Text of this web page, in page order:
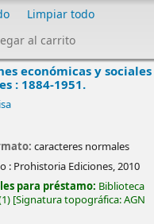
Limpiar todo
al carrito
económicas y sociales
: 1884-1951.
caracteres normales
: Prohistoria Ediciones,2010
para préstamo: Biblioteca
Signatura topográfica:AGN